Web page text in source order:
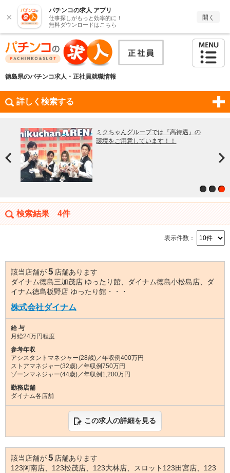
×
パチンコの求人 アプリ
仕事探しがもっと効率的に！
無料ダウンロードはこちら
開く
徳島県のパチンコ求人・正社員就職情報
詳しく検索する
ミクちゃんグループでは『高待遇』の
環境をご用意しています！！
検索結果 4件
表示件数：
該当店舗が5 店舗あります
ダイナム徳島三加茂店 ゆったり館、ダイナム徳島小松島店、ダ
イナム徳島板野店 ゆったり館・・・
株式会社ダイナム
給 与
月給24万円程度
参考年収
アシスタントマネジャー(28歳)／年収例400万円
ストアマネジャー(32歳)／年収例750万円
ゾーンマネジャー(44歳)／年収例1,200万円
勤務店舗
ダイナム各店舗
この求人の詳細を見る
該当店舗が5 店舗あります
123阿南店、123松茂店、123大林店、スロット123田宮店、123